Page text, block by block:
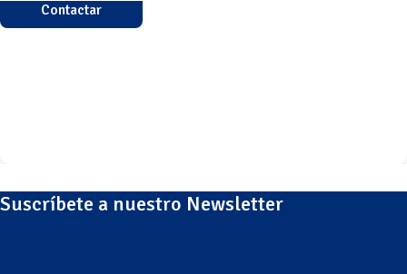
Contactar
Suscríbete a nuestro Newsletter